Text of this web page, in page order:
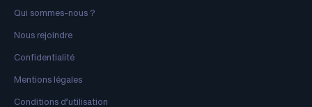
Qui sommes-nous ?
Nous rejoindre
Confidentialité
Mentions légales
Conditions d’utilisation